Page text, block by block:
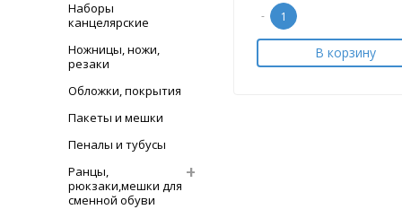
Наборы
канцелярские
Ножницы, ножи,
резаки
Обложки, покрытия
Пакеты и мешки
Пеналы и тубусы
Ранцы,
рюкзаки,мешки для
сменной обуви
-
В корзину